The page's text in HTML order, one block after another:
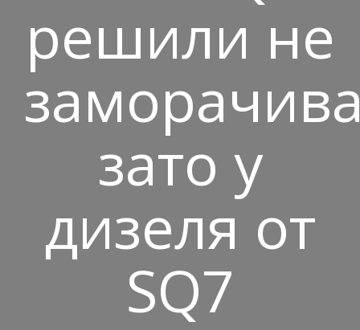
решили не
зато у
дизеля от
SQ7